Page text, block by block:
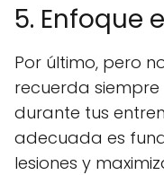
5. Enfoque
Por último, pero
recuerda
durante tus
adecuada es
lesiones y